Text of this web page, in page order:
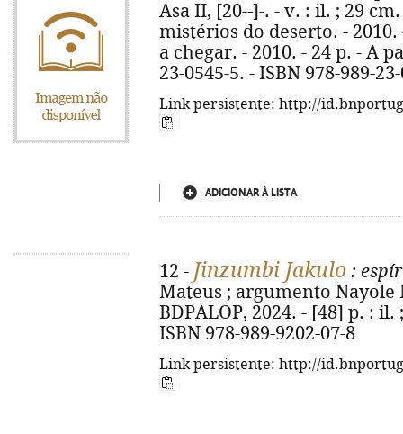
Asa II, [20--]-. - v. : il. ; 29
mistérios do deserto. - 2010.
a chegar. - 2010. - 24 p. - A
23-0545-5. - ISBN 978-989-
Link persistente: http://
ADICIONAR À LISTA
12 - Jinzumbi Jakulo :
Mateus ; argumento Nayole
BDPALOP, 2024. - [48] p. :
ISBN 978-989-9202-07-8
Link persistente: http://